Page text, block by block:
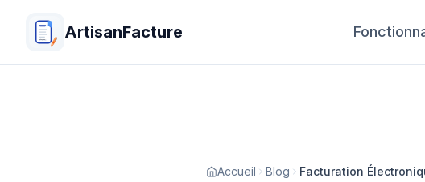
ArtisanFacture
Accueil Blog Facturation